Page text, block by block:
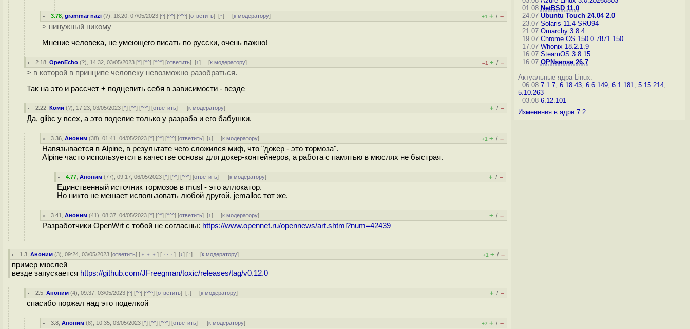
3.78 ,grammar nazi (?), 18:20, 07/05/2023 [^] [^^] [^^^] [ответить][↑] [к модератору] +1 + / –
> нинужный никому
Мнение человека, не умеющего писать по русски, очень важно!
2.18 ,OpenEcho (?), 14:32, 03/05/2023 [^] [^^] [^^^] [ответить][↑] [к модератору] –1 + / –
> в которой в принципе человеку невозможно разобраться.
Так на это и рассчет + подцепить себя в зависимости - везде
2.22 ,Коми (?), 17:23, 03/05/2023 [^] [^^] [^^^] [ответить] [к модератору] + / –
Да, glibc у всех, а это поделие только у разраба и его бабушки.
3.36 ,Аноним (38), 01:41, 04/05/2023 [^] [^^] [^^^] [ответить][↓] [к модератору] +1 + / –
Навязывается в Alpine, в результате чего сложился миф, что "докер - это тормоза".
Alpine часто используется в качестве основы для докер-контейнеров, а работа с памятью в мюслях не быстрая.
4.77 ,Аноним (77), 09:17, 06/05/2023 [^] [^^] [^^^] [ответить] [к модератору] + / –
Единственный источник тормозов в musl - это аллокатор.
Но никто не мешает использовать любой другой, jemalloc тот же.
3.41 ,Аноним (41), 08:37, 04/05/2023 [^] [^^] [^^^] [ответить][↑] [к модератору] + / –
Разработчики OpenWrt с тобой не согласны: https://www.opennet.ru/opennews/art.shtml?num=42439
1.3 ,Аноним (3), 09:24, 03/05/2023 [ответить] [ ﹢﹢﹢] [ · · ·][↓] [↑] [к модератору] +1 + / –
пример мюслей
везде запускается https://github.com/JFreegman/toxic/releases/tag/v0.12.0
2.5 ,Аноним (4), 09:37, 03/05/2023 [^] [^^] [^^^] [ответить][↓] [к модератору] + / –
спасибо поржал над это поделкой
3.8 ,Аноним (8), 10:35, 03/05/2023 [^] [^^] [^^^] [ответить] [к модератору] +7 + / –
01.08 NetBSD 11.0
24.07 Ubuntu Touch 24.04 2.0
23.07 Solaris 11.4 SRU94
21.07 Omarchy 3.8.4
19.07 Chrome OS 150.0.7871.150
17.07 Whonix 18.2.1.9
16.07 SteamOS 3.8.15
16.07 OPNsense 26.7
Актуальные ядра Linux:
06.08 7.1.7, 6.18.43, 6.6.149, 6.1.181, 5.15.214,
5.10.263
03.08 6.12.101
Изменения в ядре 7.2